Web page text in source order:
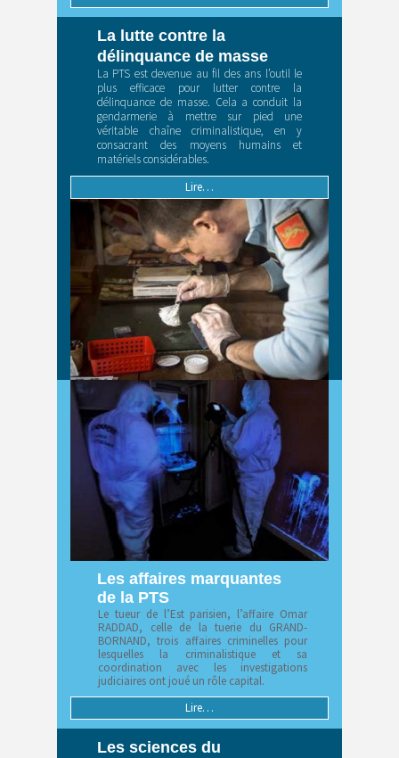
La lutte contre la
délinquance de masse
La PTS est devenue au fil des ans l’outil le
plus efficace pour lutter contre la
délinquance de masse. Cela a conduit la
gendarmerie à mettre sur pied une
véritable chaîne criminalistique, en y
consacrant des moyens humains et
matériels considérables.
Lire…
Les affaires marquantes
de la PTS
Le tueur de l’Est parisien, l’affaire Omar
RADDAD, celle de la tuerie du GRAND-
BORNAND, trois affaires criminelles pour
lesquelles la criminalistique et sa
coordination avec les investigations
judiciaires ont joué un rôle capital.
Lire…
Les sciences du